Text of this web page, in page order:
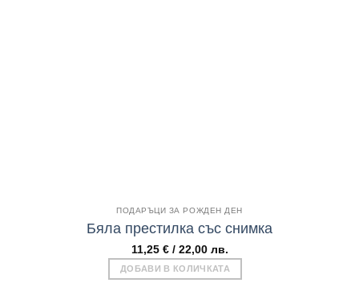
ПОДАРЪЦИ ЗА РОЖДЕН ДЕН
Бяла престилка със снимка
11,25 €/ 22,00 лв.
ДОБАВИ В КОЛИЧКАТА